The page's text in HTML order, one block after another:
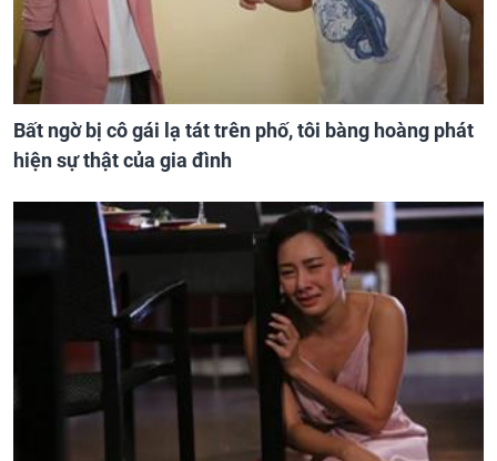
Bất ngờ bị cô gái lạ tát trên phố, tôi bàng hoàng phát
hiện sự thật của gia đình